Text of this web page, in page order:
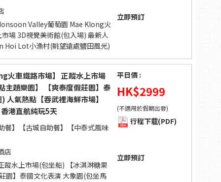
Valley葡萄園 Mae Klong火
場 3D視覺美術館(包入場) 最新人
Hoi Lot小漁村(眺望遠處鹽田風光)
立即預訂
火車鐵路市場】 正蹤水上市場
主題樂園】 【爽泰度假莊園】泰
人氣熱點【吞武裡海鮮市場】
港直航純玩5天
餐】【古城自助餐】【中泰式風味
店
蹤水上市場(包坐船) 【冰淇淋糖果
園】泰國文化表演 大象園(包坐馬
平日價 :
HK$2999
(不適用於假期出發)
行程下载(PDF)
立即預訂